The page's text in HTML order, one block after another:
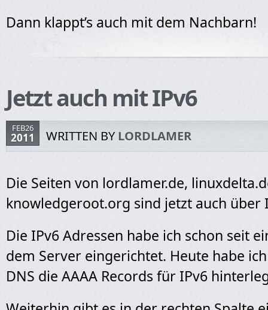
Dann klappt’s auch mit dem Nachbarn!
Jetzt auch mit IPv6
FEB26
2011 WRITTEN BYLORDLAMER
Die Seiten von lordlamer.de,
knowledgeroot.org sind jetzt auch über
Die IPv6 Adressen habe ich schon seit
dem Server eingerichtet. Heute habe
DNS die AAAA Records für IPv6